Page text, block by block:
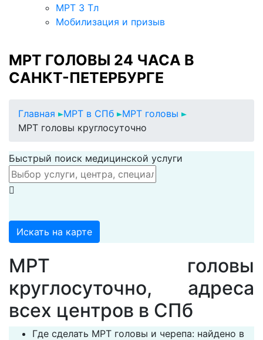
МРТ 3 Тл
Мобилизация и призыв
МРТ ГОЛОВЫ 24 ЧАСА В
САНКТ-ПЕТЕРБУРГЕ
Главная МРТ в СПб
МРТ головы
МРТ головы круглосуточно
Быстрый поиск медицинской услуги
Искать на карте
МРТ головы
круглосуточно, адреса
всех центров в СПб
Где сделать МРТ головы и черепа: найдено в